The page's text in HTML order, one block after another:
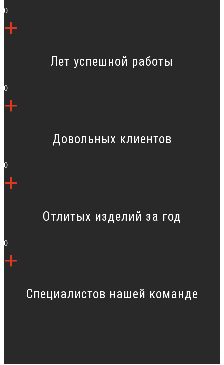
0
+
Лет успешной работы
0
+
Довольных клиентов
0
+
Отлитых изделий за год
0
+
Специалистов нашей команде